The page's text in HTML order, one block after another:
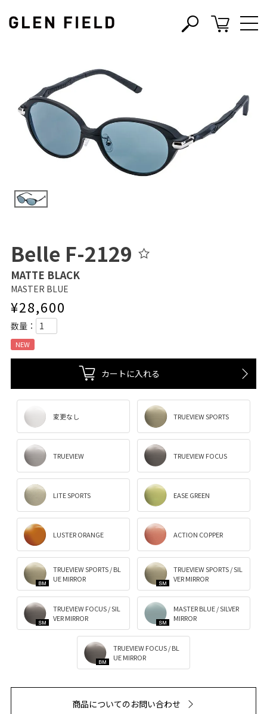
s c
Belle F-2129
MATTE BLACK
MASTER BLUE
¥28,600
NEW
カートに入れる
変更なし TRUEVIEW SPORTS
TRUEVIEW TRUEVIEW FOCUS
LITE SPORTS EASE GREEN
LUSTER ORANGE ACTION COPPER
TRUEVIEW SPORTS / BL
UE MIRROR
TRUEVIEW SPORTS / SIL
VER MIRROR
TRUEVIEW FOCUS / SIL
VER MIRROR
MASTER BLUE / SILVER
MIRROR
TRUEVIEW FOCUS / BL
UE MIRROR
商品についてのお問い合わせ